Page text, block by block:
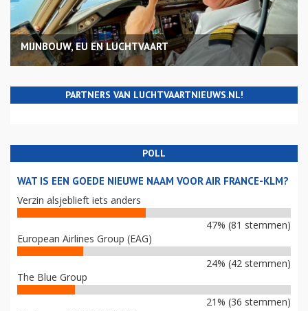
MIJNBOUW, EU EN LUCHTVAART
PARTNERS VAN LUCHTVAARTNIEUWS.NL!
POLL
WAT IS EEN GOEDE NIEUWE NAAM VOOR AIR FRANCE-KLM?
Verzin alsjeblieft iets anders
47% (81 stemmen)
European Airlines Group (EAG)
24% (42 stemmen)
The Blue Group
21% (36 stemmen)